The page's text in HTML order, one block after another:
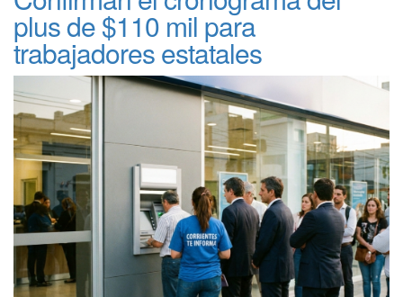
plus de $110 mil para
trabajadores estatales